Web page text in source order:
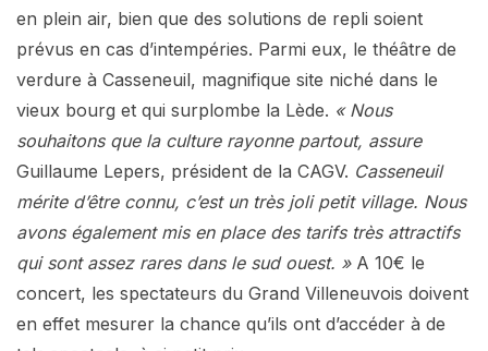
en plein air, bien que des solutions de repli soient
prévus en cas d’intempéries. Parmi eux, le théâtre de
verdure à Casseneuil, magnifique site niché dans le
vieux bourg et qui surplombe la Lède. « Nous
souhaitons que la culture rayonne partout, assure
Guillaume Lepers, président de la CAGV. Casseneuil
mérite d’être connu, c’est un très joli petit village. Nous
avons également mis en place des tarifs très attractifs
qui sont assez rares dans le sud ouest. » A 10€ le
concert, les spectateurs du Grand Villeneuvois doivent
en effet mesurer la chance qu’ils ont d’accéder à de